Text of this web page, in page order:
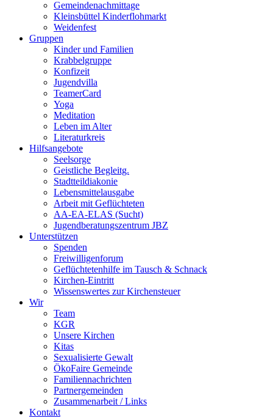
Gemeindenachmittage
Kleinsbüttel Kinder­flohmarkt
Weidenfest
Gruppen
Kinder und Familien
Krabbelgruppe
Konfizeit
Jugendvilla
TeamerCard
Yoga
Meditation
Leben im Alter
Literaturkreis
Hilfsangebote
Seelsorge
Geistliche Begleitg.
Stadtteildiakonie
Lebensmittelausgabe
Arbeit mit Geflüchteten
AA-EA-ELAS (Sucht)
Jugendberatungs­zentrum JBZ
Unterstützen
Spenden
Freiwilligenforum
Geflüchtetenhilfe im Tausch & Schnack
Kirchen-Eintritt
Wissenswertes zur Kirchensteuer
Wir
Team
KGR
Unsere Kirchen
Kitas
Sexualisierte Gewalt
ÖkoFaire Gemeinde
Familiennachrichten
Partnergemeinden
Zusammenarbeit / Links
Kontakt